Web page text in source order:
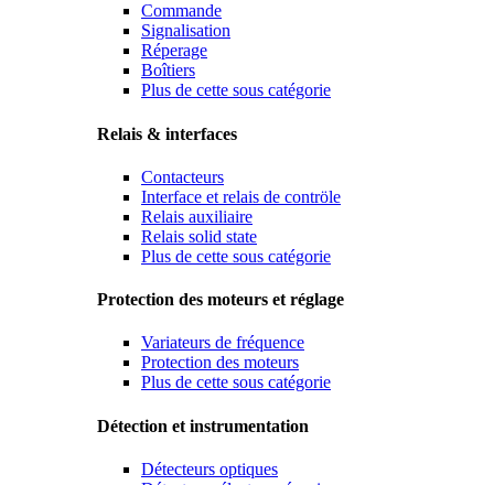
Commande
Signalisation
Réperage
Boîtiers
Plus de cette sous catégorie
Relais & interfaces
Contacteurs
Interface et relais de contröle
Relais auxiliaire
Relais solid state
Plus de cette sous catégorie
Protection des moteurs et réglage
Variateurs de fréquence
Protection des moteurs
Plus de cette sous catégorie
Détection et instrumentation
Détecteurs optiques